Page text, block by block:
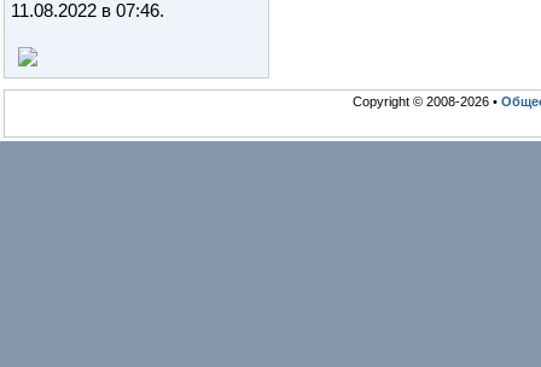
11.08.2022 в 07:46.
Copyright © 2008-2026 •